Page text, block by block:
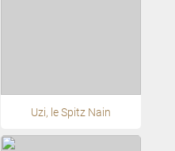
Uzi, le Spitz Nain